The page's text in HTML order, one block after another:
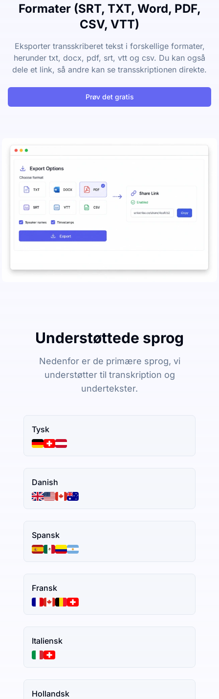
Formater (SRT, TXT, Word, PDF,
CSV, VTT)
Eksporter transskriberet tekst i forskellige formater,
herunder txt, docx, pdf, srt, vtt og csv. Du kan også
dele et link, så andre kan se transskriptionen direkte.
Prøv det gratis
Understøttede sprog
Nedenfor er de primære sprog, vi
understøtter til transkription og
undertekster.
Tysk
Danish
Spansk
Fransk
Italiensk
Hollandsk